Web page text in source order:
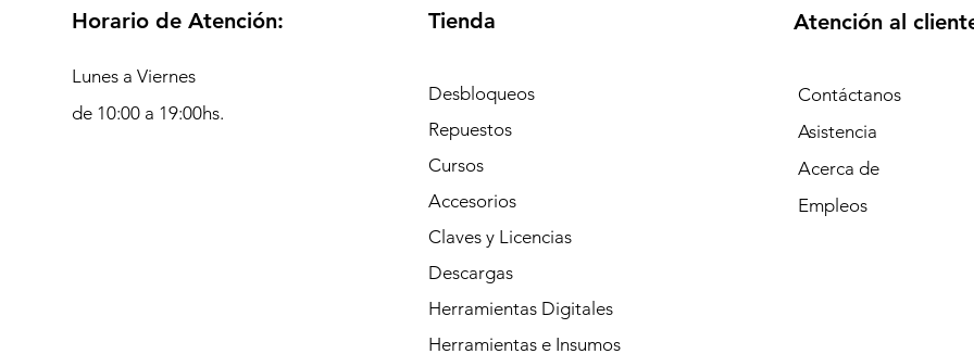
Horario de Atención:
Lunes a Viernes
de 10:00 a 19:00hs.
Tienda
Desbloqueos
Repuestos
Cursos
Accesorios
Claves y Licencias
Descargas
Herramientas Digitales
Herramientas e Insumos
Atención al
Contáctanos
Asistencia
Acerca de
Empleos